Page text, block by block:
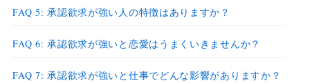
FAQ 5: 承認欲求が強い人の特徴はありますか？
FAQ 6: 承認欲求が強いと恋愛はうまくいきませんか？
FAQ 7: 承認欲求が強いと仕事でどんな影響がありますか？